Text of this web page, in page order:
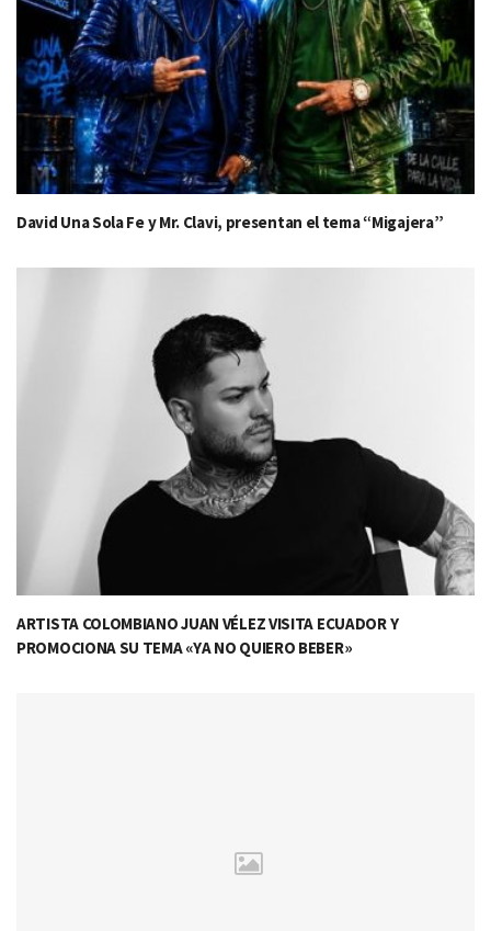
David Una Sola Fe y Mr. Clavi, presentan el tema “Migajera”
ARTISTA COLOMBIANO JUAN VÉLEZ VISITA ECUADOR Y
PROMOCIONA SU TEMA «YA NO QUIERO BEBER»